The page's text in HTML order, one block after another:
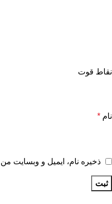
نقاط قوت
نام *
ذخیره نام، ایمیل و وبسایت